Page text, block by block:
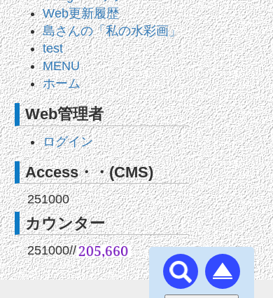
Web更新履歴
島さんの「私の水彩画」
test
MENU
ホーム
Web管理者
ログイン
Access・・(CMS)
251000
カウンター
251000//